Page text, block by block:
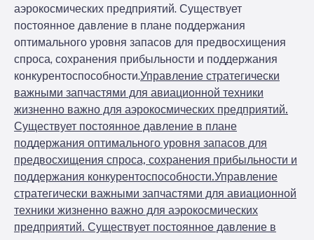
аэрокосмических предприятий. Существует
постоянное давление в плане поддержания
оптимального уровня запасов для предвосхищения
спроса, сохранения прибыльности и поддержания
конкурентоспособности.Управление стратегически
важными запчастями для авиационной техники
жизненно важно для аэрокосмических предприятий.
Существует постоянное давление в плане
поддержания оптимального уровня запасов для
предвосхищения спроса, сохранения прибыльности и
поддержания конкурентоспособности.Управление
стратегически важными запчастями для авиационной
техники жизненно важно для аэрокосмических
предприятий. Существует постоянное давление в